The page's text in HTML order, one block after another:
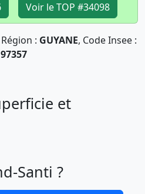
Voir le TOP #34098
Région : GUYANE, Code Insee :
97357
et
Santi ?